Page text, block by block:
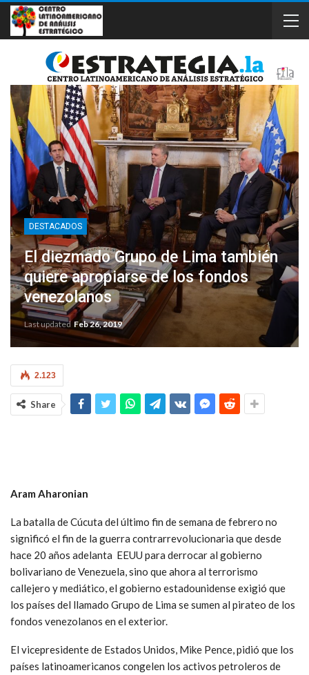
DESTACADOS
El diezmado Grupo de Lima también
quiere apropiarse de los fondos
venezolanos
Last updated Feb 26, 2019
2.123
Share
Aram Aharonian
La batalla de Cúcuta del último fin de semana de febrero no
significó el fin de la guerra contrarrevolucionaria que desde
hace 20 años adelanta EEUU para derrocar al gobierno
bolivariano de Venezuela, sino que ahora al terrorismo
callejero y mediático, el gobierno estadounidense exigió que
los países del llamado Grupo de Lima se sumen al pirateo de los
fondos venezolanos en el exterior.
El vicepresidente de Estados Unidos, Mike Pence, pidió que los
países latinoamericanos congelen los activos petroleros de